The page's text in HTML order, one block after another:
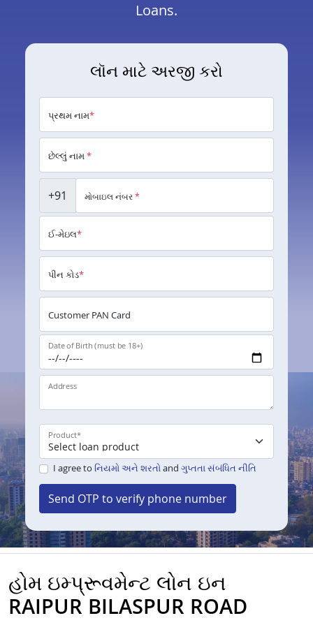
Loans.
લૉન માટે અરજી કરો
પ્રથમ નામ*
છેલ્લું નામ*
+91 મોબાઇલ નંબર*
ઈ-મેઇલ*
પીન કોડ*
Customer PAN Card
Date of Birth (must be 18+)
Address
Product*
I agree to નિયમો અને શરતોand ગુપ્તતા સંબંધિત નીતિ
Send OTP to verify phone number
હોમ ઇમ્પ્રૂવમેન્ટ લોન ઇન
RAIPUR BILASPUR ROAD